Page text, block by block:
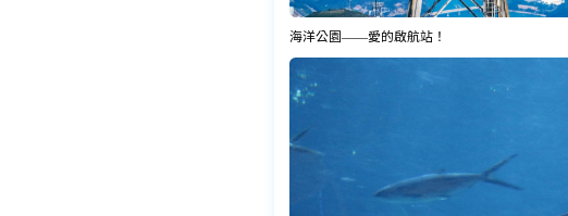
海洋公園——愛的啟航站！